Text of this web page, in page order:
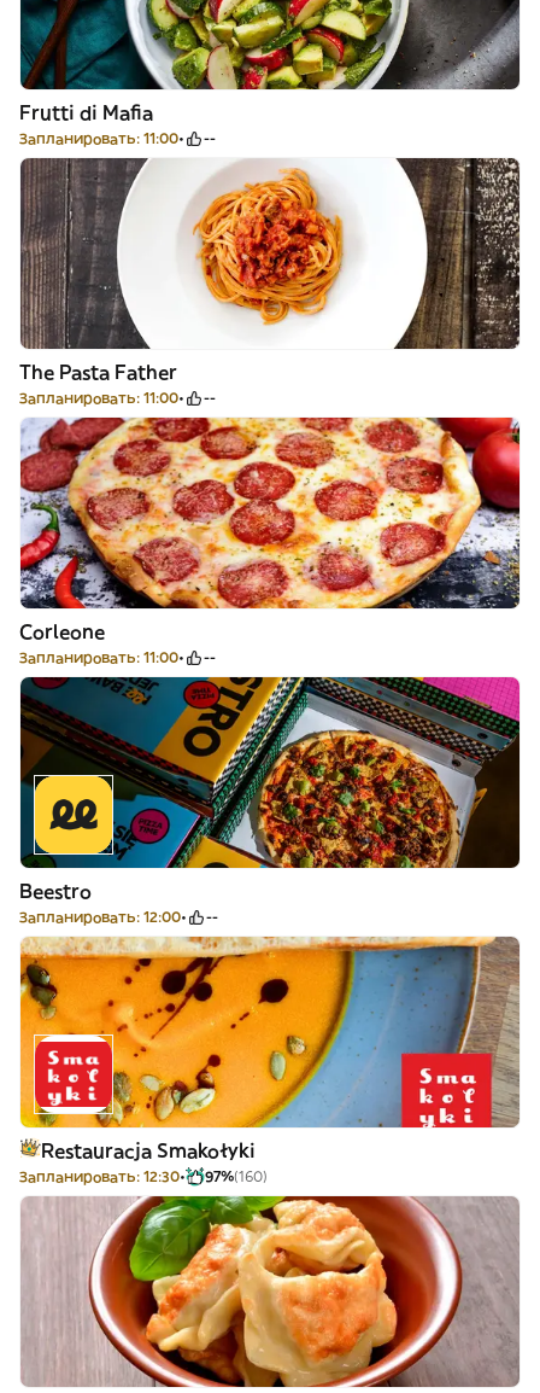
Frutti di Mafia
Запланировать: 11:00 --
The Pasta Father
Запланировать: 11:00 --
Corleone
Запланировать: 11:00 --
Beestro
Запланировать: 12:00 --
Restauracja Smakołyki
Запланировать: 12:30 97%(160)